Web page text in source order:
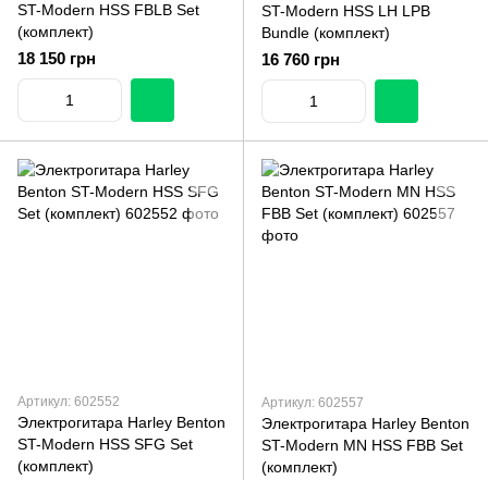
ST-Modern HSS FBLB Set
(комплект)
18 150 грн
ST-Modern HSS LH LPB
Bundle (комплект)
16 760 грн
Артикул: 602552
Электрогитара Harley Benton
ST-Modern HSS SFG Set
(комплект)
Артикул: 602557
Электрогитара Harley Benton
ST-Modern MN HSS FBB Set
(комплект)